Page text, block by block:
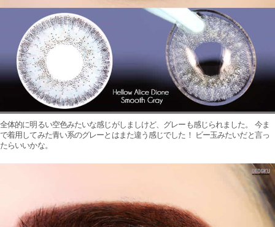
全体的に明るい空色みたいな感じがしましけど、グレーも感じられました。 今ま
で着用してみた青い系のグレーとはまた違う感じでした！ ビー玉みたいだと言っ
たらいいかな。